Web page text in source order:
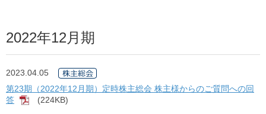
2022年12月期
2023.04.05
第23期（2022年12月期）定時株主総会 株主様からのご質問への回
答
[PDF]
(224KB)